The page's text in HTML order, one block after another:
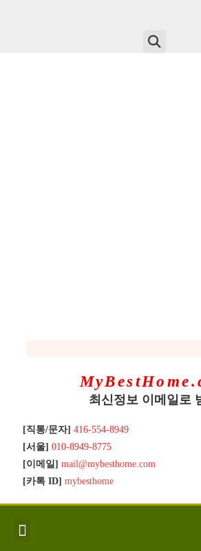
최신정보 이메일로
[직통/문자] 416-554-8949
[서울] 010-8949-8775
[이메일] mail@mybesthome.com
[카톡 ID] mybesthome